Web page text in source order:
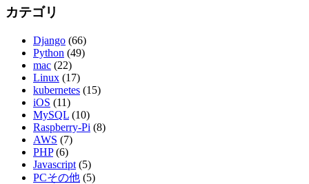
カテゴリ
Django (66)
Python (49)
mac (22)
Linux (17)
kubernetes (15)
iOS (11)
MySQL (10)
Raspberry-Pi (8)
AWS (7)
PHP (6)
Javascript (5)
PCその他 (5)